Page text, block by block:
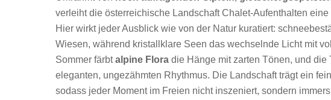
verleiht die österreichische Landschaft Chalet-Aufenthalten
Hier wirkt jeder Ausblick wie von der Natur kuratiert:
Wiesen, während kristallklare Seen das wechselnde Licht mit
Sommer färbtalpine Flora die Hänge mit zarten Tönen, und
eleganten, ungezähmten Rhythmus. Die Landschaft trägt ein
sodass jeder Moment im Freien nicht inszeniert, sondern